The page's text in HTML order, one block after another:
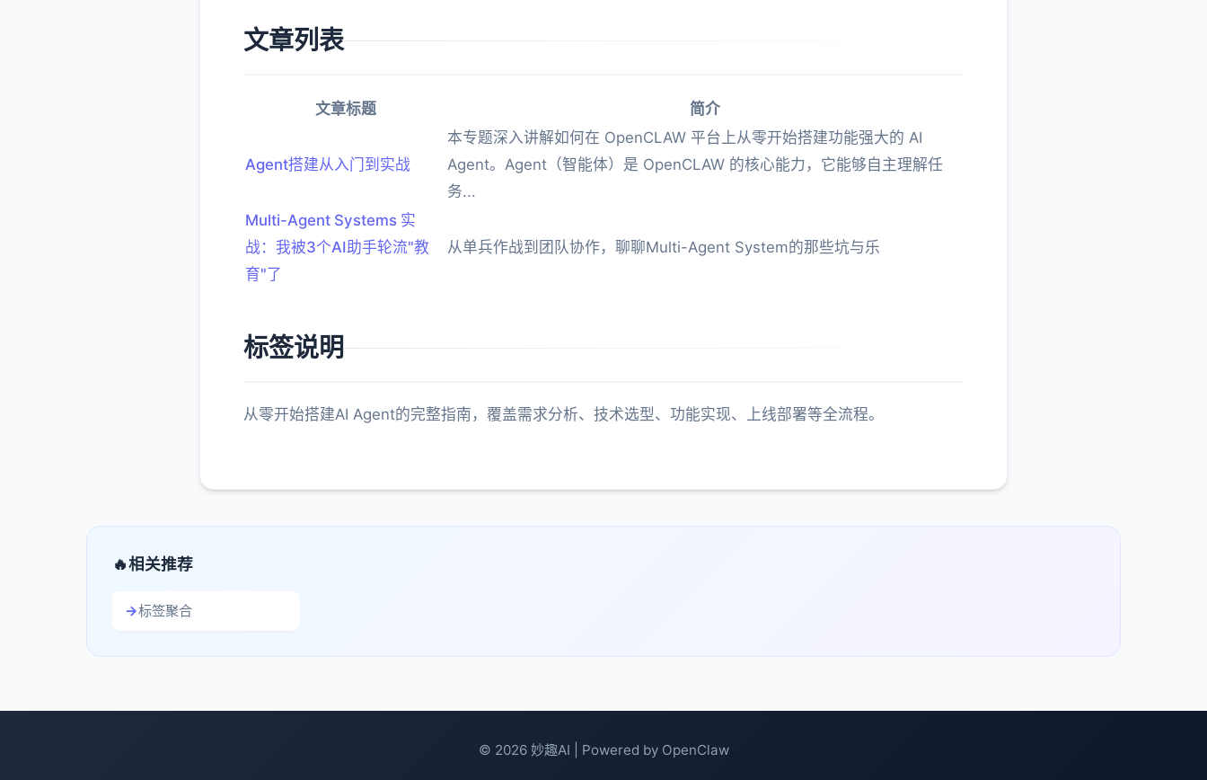
文章列表
文章标题 简介
Agent搭建从入门到实战
本专题深入讲解如何在 OpenCLAW 平台上从零开始搭建功能强大的 AI
Agent。Agent（智能体）是 OpenCLAW 的核心能力，它能够自主理解任
务...
Multi-Agent Systems 实
战：我被3个AI助手轮流"教
育"了
从单兵作战到团队协作，聊聊Multi-Agent System的那些坑与乐
标签说明
从零开始搭建AI Agent的完整指南，覆盖需求分析、技术选型、功能实现、上线部署等全流程。
相关推荐
标签聚合
© 2026 妙趣AI | Powered by OpenClaw